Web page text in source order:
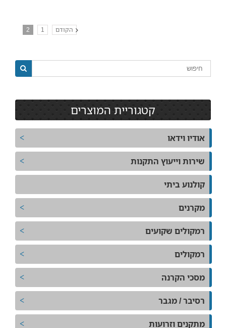
הקודם 1
2
קטגוריית המוצרים
אודיו וידאו
שירות וייעוץ התקנות
קולנוע ביתי
מקרנים
רמקולים שקועים
רמקולים
מסכי הקרנה
רסיבר / מגבר
מתקנים וזרועות